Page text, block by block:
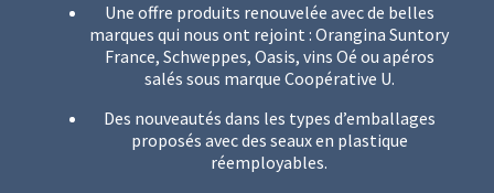
Une offre produits renouvelée avec de belles
marques qui nous ont rejoint : Orangina Suntory
France, Schweppes, Oasis, vins Oé ou apéros
salés sous marque Coopérative U.
Des nouveautés dans les types d’emballages
proposés avec des seaux en plastique
réemployables.